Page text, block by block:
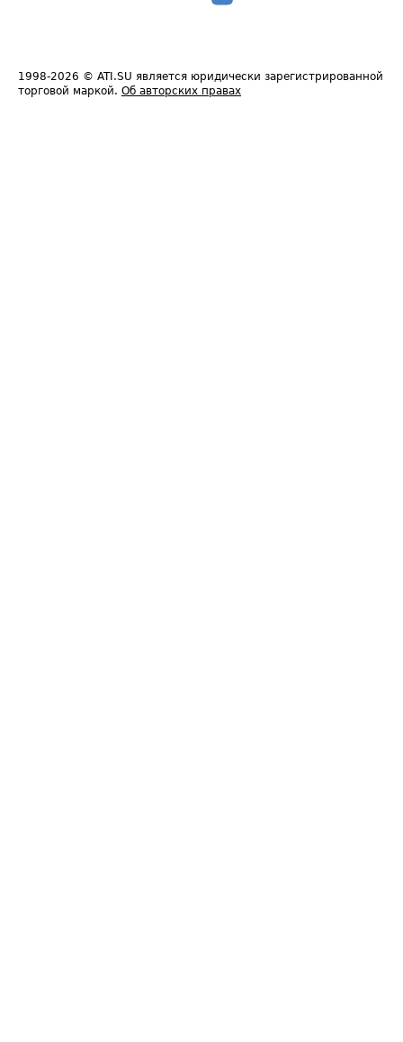
1998-2026 © ATI.SU является юридически зарегистрированной
торговой маркой. Об авторских правах